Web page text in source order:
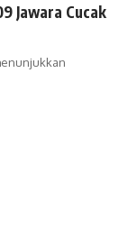
Jawara Cucak